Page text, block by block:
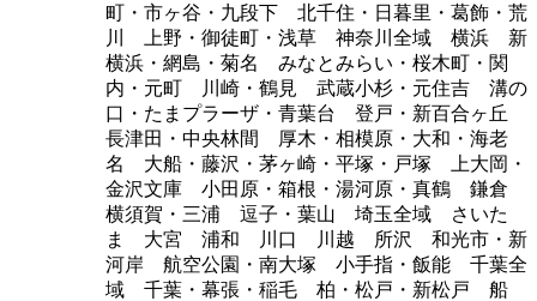
町・市ヶ谷・九段下 北千住・日暮里・葛飾・荒
川 上野・御徒町・浅草 神奈川全域 横浜 新
横浜・網島・菊名 みなとみらい・桜木町・関
内・元町 川崎・鶴見 武蔵小杉・元住吉 溝の
口・たまプラーザ・青葉台 登戸・新百合ヶ丘
長津田・中央林間 厚木・相模原・大和・海老
名 大船・藤沢・茅ヶ崎・平塚・戸塚 上大岡・
金沢文庫 小田原・箱根・湯河原・真鶴 鎌倉
横須賀・三浦 逗子・葉山 埼玉全域 さいた
ま 大宮 浦和 川口 川越 所沢 和光市・新
河岸 航空公園・南大塚 小手指・飯能 千葉全
域 千葉・幕張・稲毛 柏・松戸・新松戸 船